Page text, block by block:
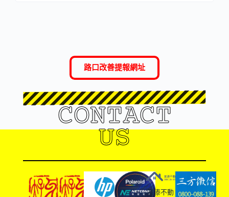
路口改善提報網址
CONTACT
US
友溙不動